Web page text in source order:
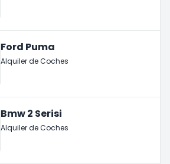
Ford Puma
Alquiler de Coches
Bmw 2 Serisi
Alquiler de Coches